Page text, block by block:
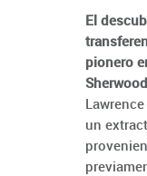
El
pionero
un